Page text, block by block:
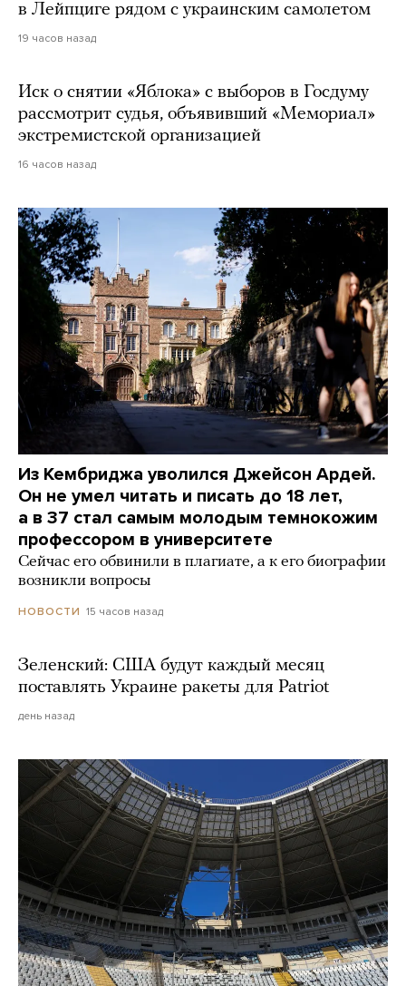
в Лейпциге рядом с украинским самолетом
19 часов назад
Иск о снятии «Яблока» с выборов в Госдуму
рассмотрит судья, объявивший «Мемориал»
экстремистской организацией
16 часов назад
Из Кембриджа уволился Джейсон Ардей.
Он не умел читать и писать до 18 лет,
а в 37 стал самым молодым темнокожим
профессором в университете
Сейчас его обвинили в плагиате, а к его биографии
возникли вопросы
НОВОСТИ 15 часов назад
Зеленский: США будут каждый месяц
поставлять Украине ракеты для Patriot
день назад